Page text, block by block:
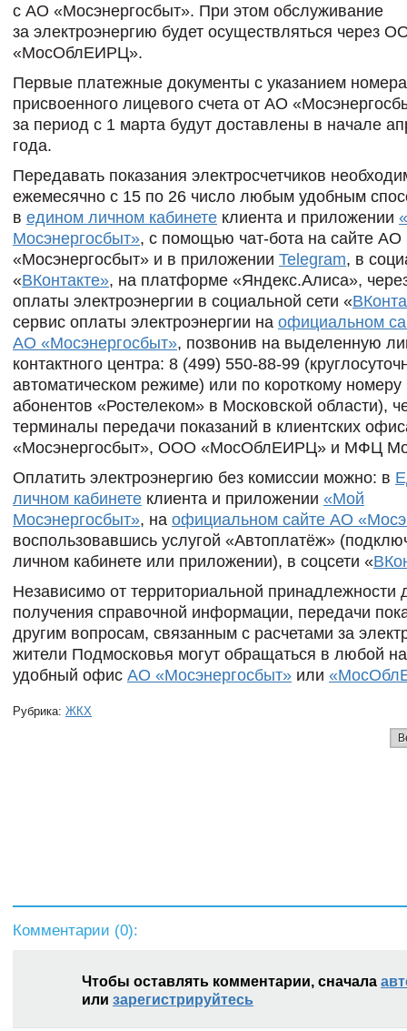
с АО «Мосэнергосбыт». При этом обслуживание
за электроэнергию будет осуществляться через
«МосОблЕИРЦ».
Первые платежные документы с указанием номера
присвоенного лицевого счета от АО
за период с 1 марта будут доставлены в начале
года.
Передавать показания электросчетчиков
ежемесячно с 15 по 26 число любым удобным
в едином личном кабинете клиента и приложении
Мосэнергосбыт», с помощью чат-бота на сайте АО
«Мосэнергосбыт» и в приложении Telegram, в
«ВКонтакте», на платформе «Яндекс.Алиса»,
оплаты электроэнергии в социальной сети «
сервис оплаты электроэнергии на официальном
АО «Мосэнергосбыт», позвонив на выделенную
контактного центра: 8 (499) 550-88-99
автоматическом режиме) или по короткому
абонентов «Ростелеком» в Московской области),
терминалы передачи показаний в клиентских
«Мосэнергосбыт», ООО «МосОблЕИРЦ» и МФЦ
Оплатить электроэнергию без комиссии можно: в
личном кабинете клиента и приложении «Мой
Мосэнергосбыт», на официальном сайте АО
воспользовавшись услугой «Автоплатёж»
личном кабинете или приложении), в соцсети «
Независимо от территориальной принадлежности
получения справочной информации, передачи
другим вопросам, связанным с расчетами за
жители Подмосковья могут обращаться в любой
удобный офис АО «Мосэнергосбыт» или
Рубрика: ЖКХ
Комментарии (0):
Чтобы оставлять комментарии, сначала
или зарегистрируйтесь